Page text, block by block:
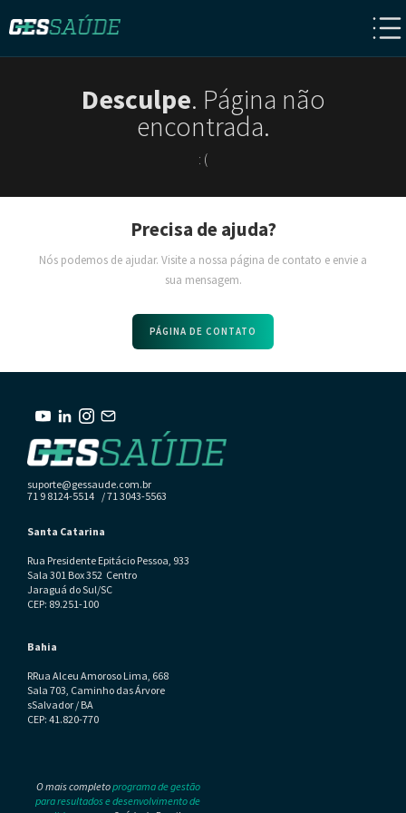
Desculpe. Página não
encontrada.
: (
Precisa de ajuda?
Nós podemos de ajudar. Visite a nossa página de contato e envie a
sua mensagem.
PÁGINA DE CONTATO
suporte@gessaude.com.br
71 9 8124-5514 / 71 3043-5563
Santa Catarina
Rua Presidente Epitácio Pessoa, 933
Sala 301 Box 352 Centro
Jaraguá do Sul/SC
CEP: 89.251-100
Bahia
RRua Alceu Amoroso Lima, 668
Sala 703, Caminho das Árvore
sSalvador / BA
CEP: 41.820-770
O mais completoprograma de gestão
para resultados e desenvolvimento de